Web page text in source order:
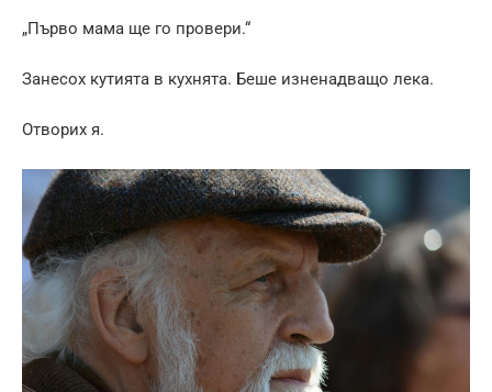
„Първо мама ще го провери.“
Занесох кутията в кухнята. Беше изненадващо лека.
Отворих я.